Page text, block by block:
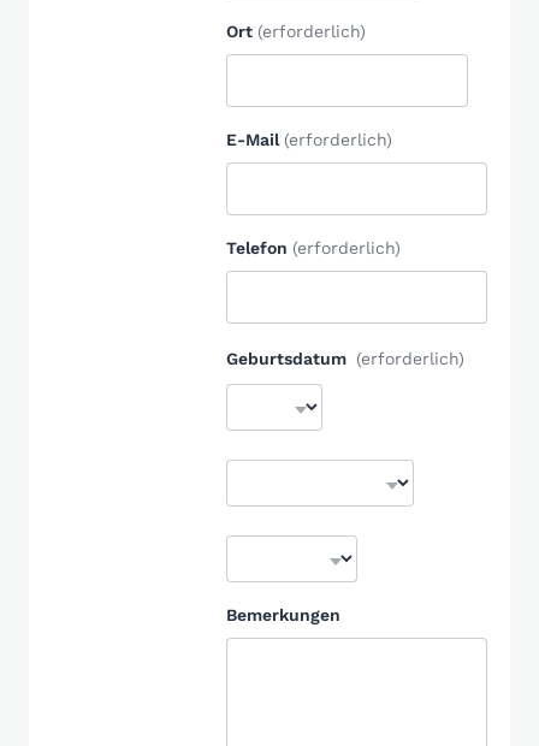
Ort (erforderlich)
E-Mail (erforderlich)
Telefon (erforderlich)
Geburtsdatum (erforderlich)
Bemerkungen